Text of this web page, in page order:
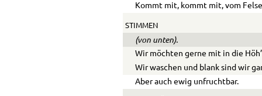
Kommt mit, kommt mit, vom
STIMMEN
(von unten).
Wir möchten gerne mit in die
Wir waschen und blank sind wir
Aber auch ewig unfruchtbar.